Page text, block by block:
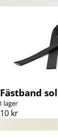
Fästband
I lager
10 kr